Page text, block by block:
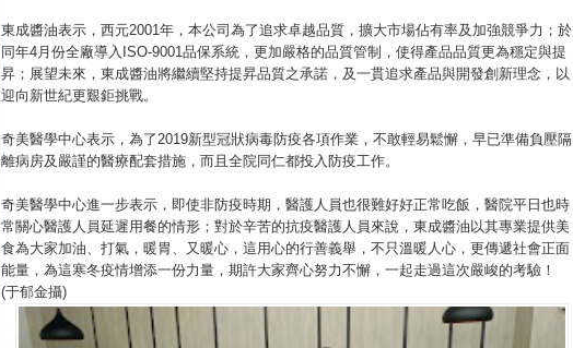
東成醬油表示，西元2001年，本公司為了追求卓越品質，擴大市場佔有率及加強競爭力；於
同年4月份全廠導入ISO-9001品保系統，更加嚴格的品質管制，使得產品品質更為穩定與提
昇；展望未來，東成醬油將繼續堅持提昇品質之承諾，及一貫追求產品與開發創新理念，以
迎向新世紀更艱鉅挑戰。
奇美醫學中心表示，為了2019新型冠狀病毒防疫各項作業，不敢輕易鬆懈，早已準備負壓隔
離病房及嚴謹的醫療配套措施，而且全院同仁都投入防疫工作。
奇美醫學中心進一步表示，即使非防疫時期，醫護人員也很難好好正常吃飯，醫院平日也時
常關心醫護人員延遲用餐的情形；對於辛苦的抗疫醫護人員來說，東成醬油以其專業提供美
食為大家加油、打氣，暖胃、又暖心，這用心的行善義舉，不只溫暖人心，更傳遞社會正面
能量，為這寒冬疫情增添一份力量，期許大家齊心努力不懈，一起走過這次嚴峻的考驗！
(于郁金攝)